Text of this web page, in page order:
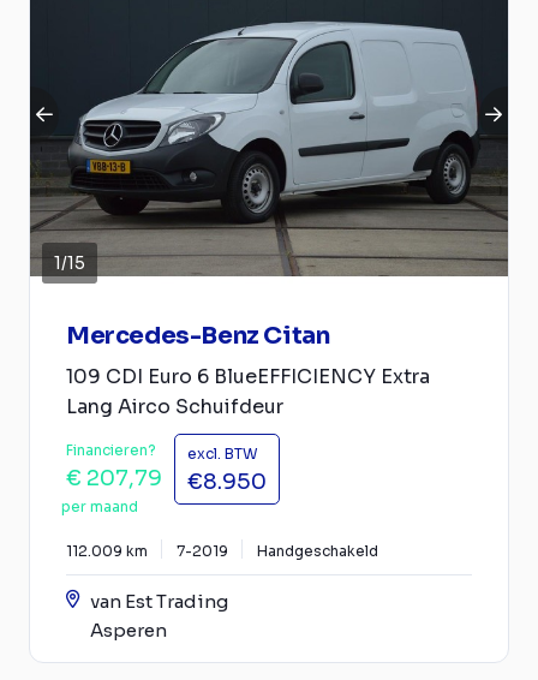
1/15
Mercedes-Benz Citan
109 CDI Euro 6 BlueEFFICIENCY Extra
Lang Airco Schuifdeur
Financieren?
€ 207,79
per maand
excl. BTW
€8.950
112.009 km 7-2019 Handgeschakeld
van Est Trading
Asperen